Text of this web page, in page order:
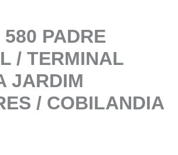
PADRE
/ TERMINAL
JARDIM
/ COBILANDIA